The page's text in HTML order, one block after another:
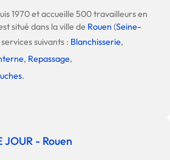
1970 et accueille 500 travailleurs en
situé dans la ville de Rouen (Seine-
suivants : Blanchisserie,
, Repassage,
.
JOUR - Rouen